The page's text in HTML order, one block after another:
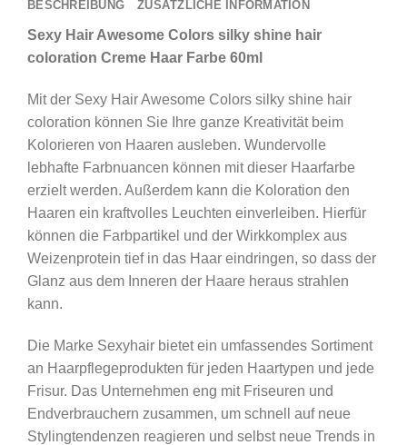
BESCHREIBUNG ZUSÄTZLICHE INFORMATION
Sexy Hair Awesome Colors silky shine hair
coloration Creme Haar Farbe 60ml
Mit der Sexy Hair Awesome Colors silky shine hair
coloration können Sie Ihre ganze Kreativität beim
Kolorieren von Haaren ausleben. Wundervolle
lebhafte Farbnuancen können mit dieser Haarfarbe
erzielt werden. Außerdem kann die Koloration den
Haaren ein kraftvolles Leuchten einverleiben. Hierfür
können die Farbpartikel und der Wirkkomplex aus
Weizenprotein tief in das Haar eindringen, so dass der
Glanz aus dem Inneren der Haare heraus strahlen
kann.
Die Marke Sexyhair bietet ein umfassendes Sortiment
an Haarpflegeprodukten für jeden Haartypen und jede
Frisur. Das Unternehmen eng mit Friseuren und
Endverbrauchern zusammen, um schnell auf neue
Stylingtendenzen reagieren und selbst neue Trends in